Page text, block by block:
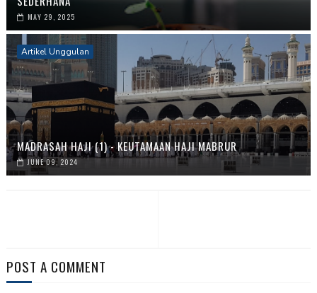
MAY 29, 2025
Artikel Unggulan
MADRASAH HAJI (1) - KEUTAMAAN HAJI MABRUR
JUNE 09, 2024
POST A COMMENT